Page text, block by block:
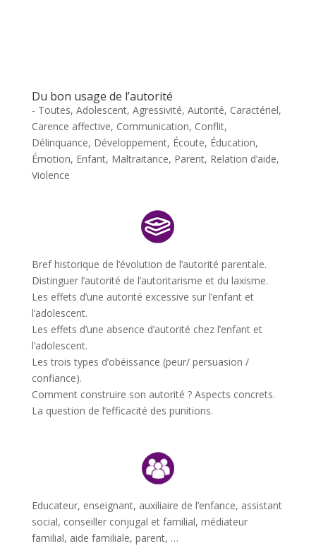
Du bon usage de l’autorité
- Toutes, Adolescent, Agressivité, Autorité, Caractériel,
Carence affective, Communication, Conflit,
Délinquance, Développement, Écoute, Éducation,
Émotion, Enfant, Maltraitance, Parent, Relation d’aide,
Violence
Bref historique de l’évolution de l’autorité parentale.
Distinguer l’autorité de l’autoritarisme et du laxisme.
Les effets d’une autorité excessive sur l’enfant et
l’adolescent.
Les effets d’une absence d’autorité chez l’enfant et
l’adolescent.
Les trois types d’obéissance (peur/ persuasion /
confiance).
Comment construire son autorité ? Aspects concrets.
La question de l’efficacité des punitions.
Educateur, enseignant, auxiliaire de l’enfance, assistant
social, conseiller conjugal et familial, médiateur
familial, aide familiale, parent, …